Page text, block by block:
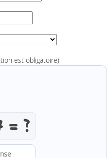
est obligatoire)